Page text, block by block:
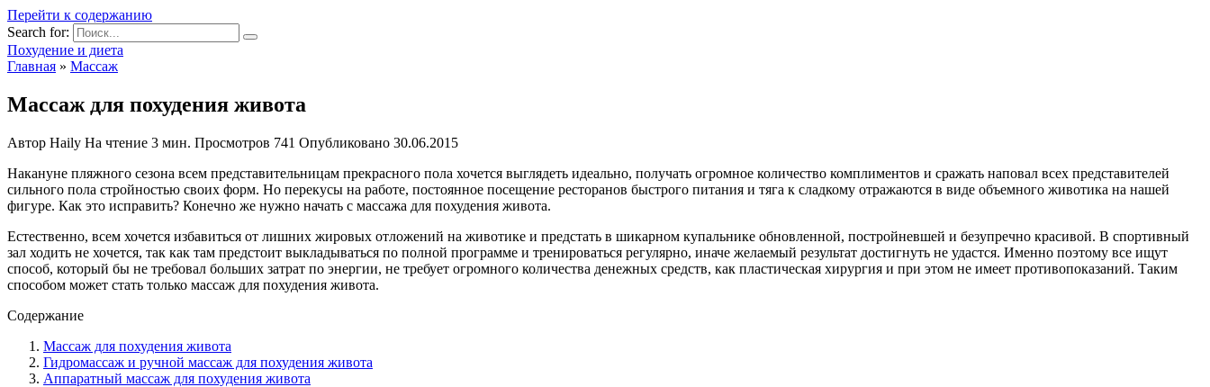
Перейти к содержанию
Search for:
Похудение и диета
Главная » Массаж
Массаж для похудения живота
Автор Haily На чтение 3 мин. Просмотров 741 Опубликовано 30.06.2015
Накануне пляжного сезона всем представительницам прекрасного пола хочется выглядеть идеально, получать огромное количество комплиментов и сражать наповал всех представителей
сильного пола стройностью своих форм. Но перекусы на работе, постоянное посещение ресторанов быстрого питания и тяга к сладкому отражаются в виде объемного животика на нашей
фигуре. Как это исправить? Конечно же нужно начать с массажа для похудения живота.
Естественно, всем хочется избавиться от лишних жировых отложений на животике и предстать в шикарном купальнике обновленной, постройневшей и безупречно красивой. В спортивный
зал ходить не хочется, так как там предстоит выкладываться по полной программе и тренироваться регулярно, иначе желаемый результат достигнуть не удастся. Именно поэтому все ищут
способ, который бы не требовал больших затрат по энергии, не требует огромного количества денежных средств, как пластическая хирургия и при этом не имеет противопоказаний. Таким
способом может стать только массаж для похудения живота.
Содержание
Массаж для похудения живота
Гидромассаж и ручной массаж для похудения живота
Аппаратный массаж для похудения живота